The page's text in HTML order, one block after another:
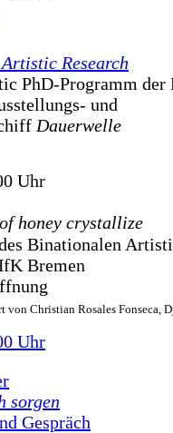
Research
PhD-Programm der
und
Dauerwelle
Uhr
honey crystallize
Binationalen
Bremen
von Christian Rosales Fonseca,
Uhr
sorgen
Gespräch